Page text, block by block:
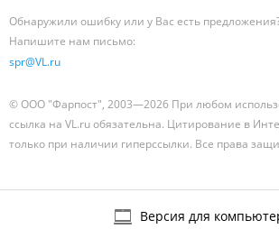
Обнаружили ошибку или у Вас есть
Напишите нам письмо:
spr@VL.ru
© ООО "Фарпост", 2003—2026 При любом
ссылка на VL.ru обязательна. Цитирование в
только при наличии гиперссылки. Все права
Версия для